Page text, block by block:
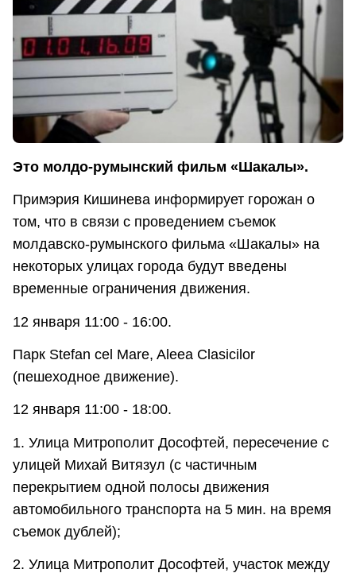
Это молдо-румынский фильм «Шакалы».
Примэрия Кишинева информирует горожан о
том, что в связи с проведением съемок
молдавско-румынского фильма «Шакалы» на
некоторых улицах города будут введены
временные ограничения движения.
12 января 11:00 - 16:00.
Парк Stefan cel Mare, Aleea Clasicilor
(пешеходное движение).
12 января 11:00 - 18:00.
1. Улица Митрополит Дософтей, пересечение с
улицей Михай Витязул (с частичным
перекрытием одной полосы движения
автомобильного транспорта на 5 мин. на время
съемок дублей);
2. Улица Митрополит Дософтей, участок между